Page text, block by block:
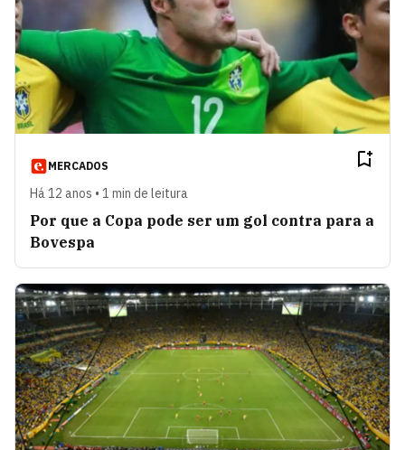
MERCADOS
Há 12 anos • 1 min de leitura
Por que a Copa pode ser um gol contra para a
Bovespa